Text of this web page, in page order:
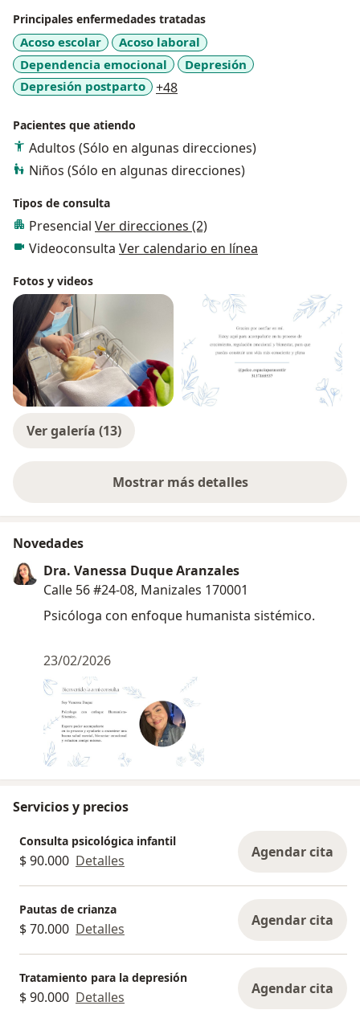
Principales enfermedades tratadas
Acoso escolar
Acoso laboral
Dependencia emocional
Depresión
Depresión postparto
+48a11y_sr_more_diseases
Pacientes que atiendo
Adultos (Sólo en algunas direcciones)
Niños (Sólo en algunas direcciones)
Tipos de consulta
Presencial Ver direcciones (2)
Videoconsulta Ver calendario en línea
Fotos y videos
Ver galería (13)
Mostrar más detalles
sobre la experiencia
Novedades
Dra. Vanessa Duque Aranzales
Calle 56 #24-08, Manizales 170001
Psicóloga con enfoque humanista sistémico.
23/02/2026
Servicios y precios
Consulta psicológica infantil
$ 90.000 Detalles Agendar cita
Pautas de crianza
$ 70.000 Detalles Agendar cita
Tratamiento para la depresión
$ 90.000 Detalles Agendar cita